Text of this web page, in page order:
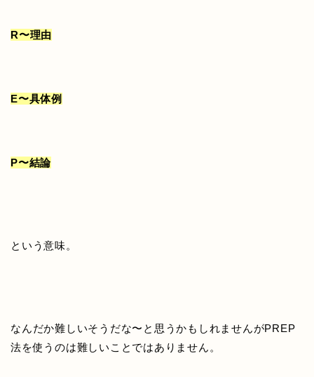
R〜理由
E〜具体例
P〜結論
という意味。
なんだか難しいそうだな〜と思うかもしれませんがPREP
法を使うのは難しいことではありません。